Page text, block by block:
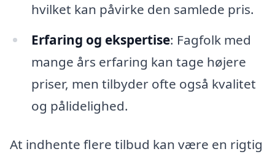
hvilket kan påvirke den samlede pris.
Erfaring og ekspertise: Fagfolk med
mange års erfaring kan tage højere
priser, men tilbyder ofte også kvalitet
og pålidelighed.
At indhente flere tilbud kan være en rigtig